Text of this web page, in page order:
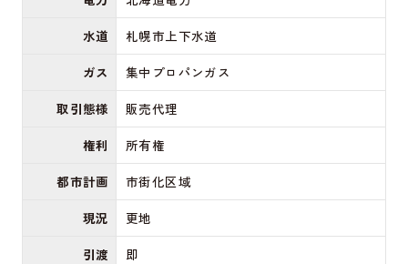
水道
札幌市上下水道
ガス
集中プロパンガス
取引態様
販売代理
権利
所有権
都市計画
市街化区域
現況
更地
引渡
即